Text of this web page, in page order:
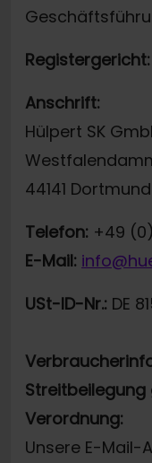
Registergericht:
Anschrift:
Hülpert SK
44141 Dortmund
Telefon: +49
E-Mail:
USt-ID-Nr.: DE
Streitbeilegung
Verordnung:
Unsere E-Mail-